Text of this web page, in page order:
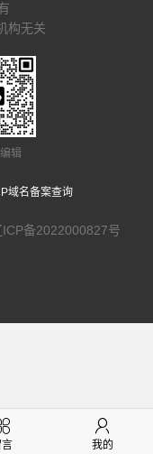
构无关
编辑
域名备案查询
ICP备2022000827号
言 我的